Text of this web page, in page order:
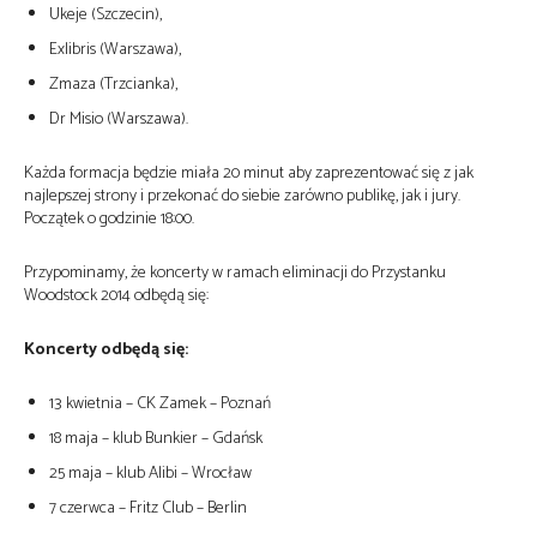
Ukeje (Szczecin),
Exlibris (Warszawa),
Zmaza (Trzcianka),
Dr Misio (Warszawa).
Każda formacja będzie miała 20 minut aby zaprezentować się z jak
najlepszej strony i przekonać do siebie zarówno publikę, jak i jury.
Początek o godzinie 18:00.
Przypominamy, że koncerty w ramach eliminacji do Przystanku
Woodstock 2014 odbędą się:
Koncerty odbędą się:
13 kwietnia – CK Zamek – Poznań
18 maja – klub Bunkier – Gdańsk
25 maja – klub Alibi – Wrocław
7 czerwca – Fritz Club – Berlin